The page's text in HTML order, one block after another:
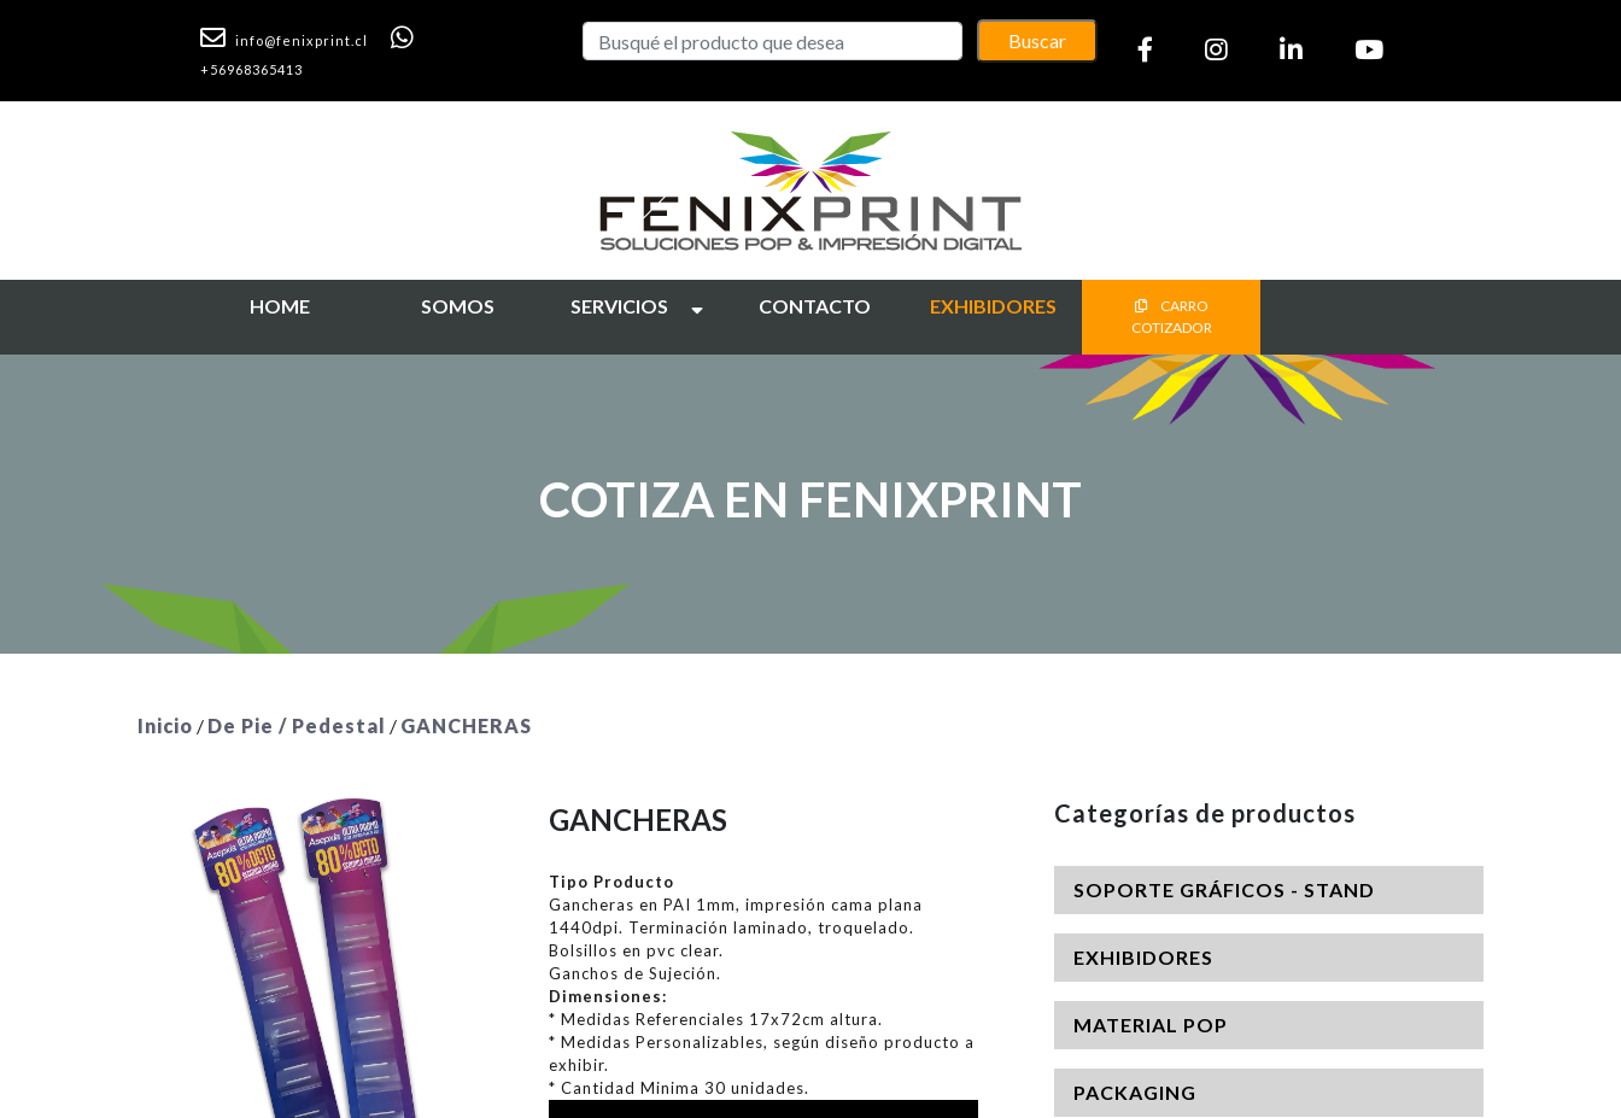
info@fenixprint.cl
+56968365413
Buscar
HOME SOMOS SERVICIOS CONTACTO EXHIBIDORES
CARRO
COTIZADOR
COTIZA EN FENIXPRINT
Inicio / De Pie / Pedestal / GANCHERAS
GANCHERAS
Tipo Producto
Gancheras en PAI 1mm, impresión cama plana
1440dpi. Terminación laminado, troquelado.
Bolsillos en pvc clear.
Ganchos de Sujeción.
Dimensiones:
* Medidas Referenciales 17x72cm altura.
* Medidas Personalizables, según diseño producto a
exhibir.
* Cantidad Minima 30 unidades.
Categorías de productos
SOPORTE GRÁFICOS - STAND
EXHIBIDORES
MATERIAL POP
PACKAGING